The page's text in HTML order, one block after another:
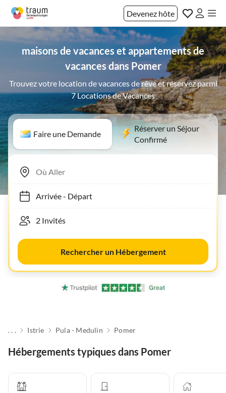
Devenez hôte
maisons de vacances et appartements de
vacances dans Pomer
Trouvez votre location de vacances de rêve et réservez parmi
7 Locations de Vacances
Faire une Demande
Réserver un Séjour
Confirmé
Arrivée- Départ
Rechercher un Hébergement
. . . Istrie Pula - Medulin Pomer
Hébergements typiques dans Pomer